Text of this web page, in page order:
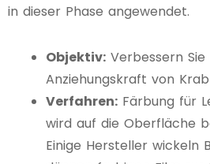
in dieser Phase angewendet.
Objektiv: Verbessern Sie
Anziehungskraft von
Verfahren: Färbung für
wird auf die Oberfläche
Einige Hersteller wickeln